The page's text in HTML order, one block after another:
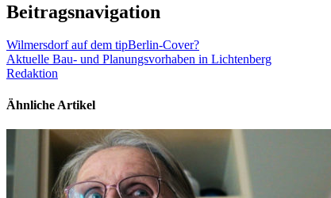
Beitragsnavigation
Wilmersdorf auf dem tipBerlin-Cover?
Aktuelle Bau- und Planungsvorhaben in Lichtenberg
Redaktion
Ähnliche Artikel